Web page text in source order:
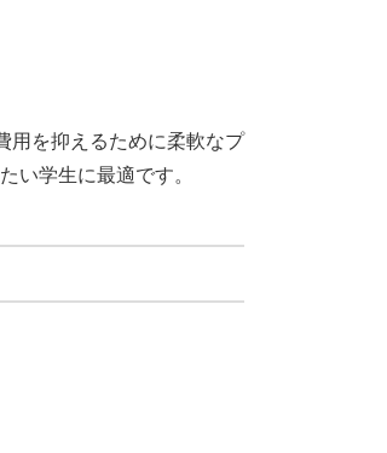
用を抑えるために柔軟なプ
い学生に最適です。